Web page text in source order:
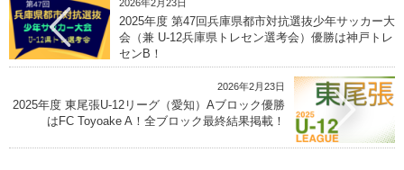
2026年2月23日
2025年度 第47回兵庫県都市対抗選抜少年サッカー大
会（兼 U-12兵庫県トレセン選考会）優勝は神戸トレ
センB！
2026年2月23日
2025年度 東尾張U-12リーグ（愛知）Aブロック優勝
はFC Toyoake A！全ブロック最終結果掲載！